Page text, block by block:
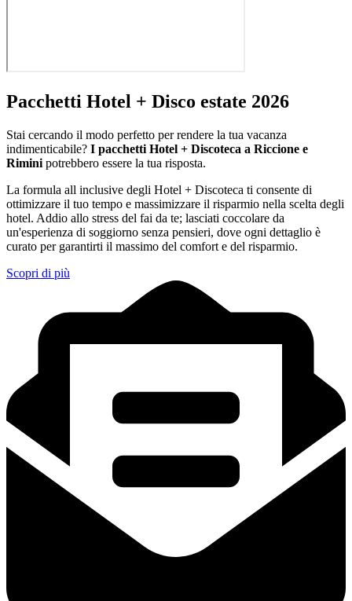
Pacchetti Hotel + Disco estate 2026
Stai cercando il modo perfetto per rendere la tua vacanza
indimenticabile? I pacchetti Hotel + Discoteca a Riccione e
Rimini potrebbero essere la tua risposta.
La formula all inclusive degli Hotel + Discoteca ti consente di
ottimizzare il tuo tempo e massimizzare il risparmio nella scelta degli
hotel. Addio allo stress del fai da te; lasciati coccolare da
un'esperienza di soggiorno senza pensieri, dove ogni dettaglio è
curato per garantirti il massimo del comfort e del risparmio.
Scopri di più